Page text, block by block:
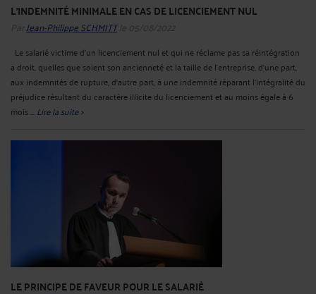
L'INDEMNITÉ MINIMALE EN CAS DE LICENCIEMENT NUL
Par Jean-Philippe SCHMITTle 05/08/2022
Le salarié victime d'un licenciement nul et qui ne réclame pas sa réintégration
a droit, quelles que soient son ancienneté et la taille de l'entreprise, d'une part,
aux indemnités de rupture, d'autre part, à une indemnité réparant l'intégralité du
préjudice résultant du caractère illicite du licenciement et au moins égale à 6
mois ... Lire la suite >
LE PRINCIPE DE FAVEUR POUR LE SALARIÉ